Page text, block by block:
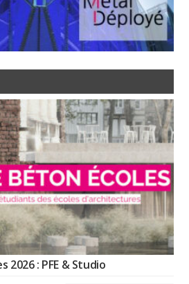
2026 : PFE & Studio